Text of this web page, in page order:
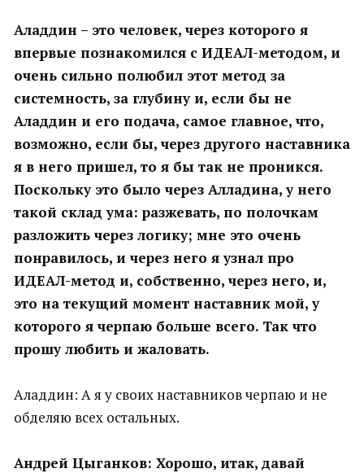
Аладдин – это человек, через которого я
впервые познакомился с ИДЕАЛ-методом, и
очень сильно полюбил этот метод за
системность, за глубину и, если бы не
Аладдин и его подача, самое главное, что,
возможно, если бы, через другого наставника
я в него пришел, то я бы так не проникся.
Поскольку это было через Алладина, у него
такой склад ума: разжевать, по полочкам
разложить через логику; мне это очень
понравилось, и через него я узнал про
ИДЕАЛ-метод и, собственно, через него, и,
это на текущий момент наставник мой, у
которого я черпаю больше всего. Так что
прошу любить и жаловать.
Аладдин: А я у своих наставников черпаю и не
обделяю всех остальных.
Андрей Цыганков: Хорошо, итак, давай